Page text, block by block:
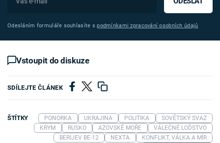
Odesláním formuláře souhlasíte spodmínkami zpracování osobních údajů
Vstoupit do diskuze
SDÍLEJTE ČLÁNEK
ŠTÍTKY PONORKA UKRAJINA POLITIKA
SOVĚTSKÝ SVAZ
KRYM
RUSKO AZOVSKÉ MOŘE
VÁLEČNÉ LOĎSTVO
BERIJEV BE-12
NEXTA
KONFLIKT, VÁLKA A MÍR